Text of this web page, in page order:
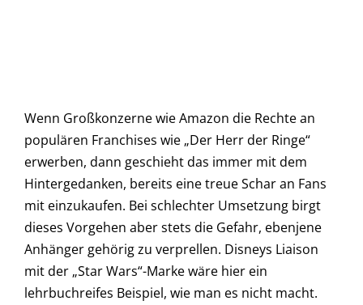
Wenn Großkonzerne wie Amazon die Rechte an
populären Franchises wie „Der Herr der Ringe“
erwerben, dann geschieht das immer mit dem
Hintergedanken, bereits eine treue Schar an Fans
mit einzukaufen. Bei schlechter Umsetzung birgt
dieses Vorgehen aber stets die Gefahr, ebenjene
Anhänger gehörig zu verprellen. Disneys Liaison
mit der „Star Wars“-Marke wäre hier ein
lehrbuchreifes Beispiel, wie man es nicht macht.